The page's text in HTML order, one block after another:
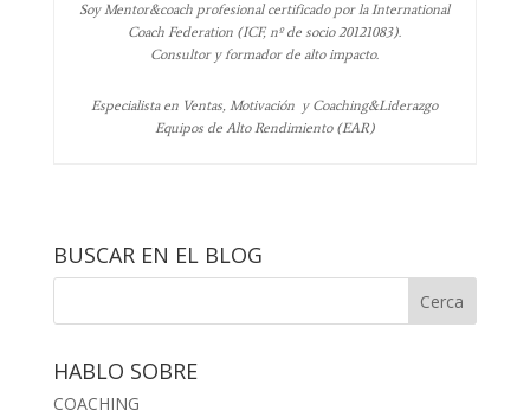
Soy Mentor&coach profesional certificado por la International
Coach Federation (ICF, nº de socio 20121083).
Consultor y formador de alto impacto.
Especialista en Ventas, Motivación y Coaching&Liderazgo
Equipos de Alto Rendimiento (EAR)
BUSCAR EN EL BLOG
HABLO SOBRE
COACHING